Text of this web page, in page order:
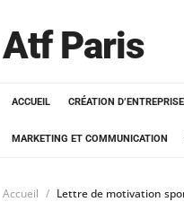
Atf Paris
ACCUEIL CRÉATION D’ENTREPRISE
MARKETING ET COMMUNICATION
Accueil Lettre de motivation